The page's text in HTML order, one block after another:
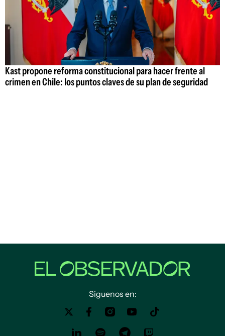
Kast propone reforma constitucional para hacer frente al
crimen en Chile: los puntos claves de su plan de seguridad
Siguenos en: